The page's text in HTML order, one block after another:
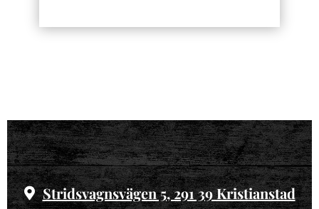
Stridsvagnsvägen 5, 291 39 Kristianstad